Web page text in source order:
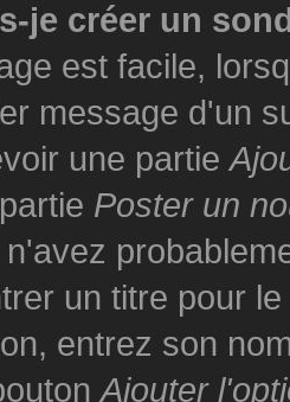
je créer un
est facile,
message d'un
une partie
Poster un
un titre pour
entrez son
Ajouter